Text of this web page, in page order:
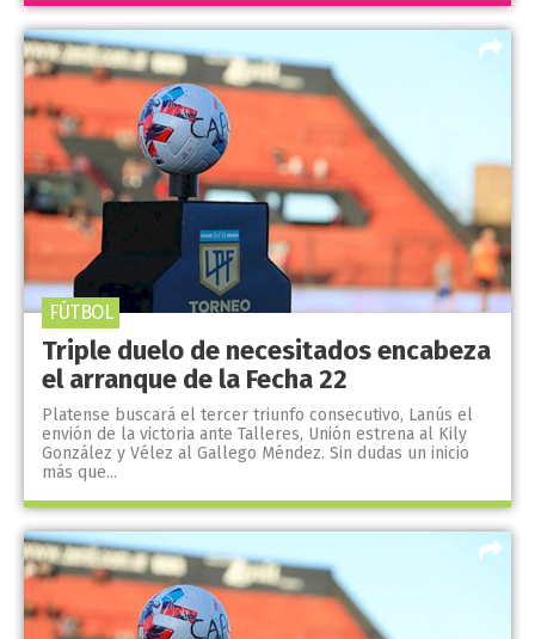
Triple duelo de necesitados encabeza
el arranque de la Fecha 22
Platense buscará el tercer triunfo consecutivo, Lanús el
envión de la victoria ante Talleres, Unión estrena al Kily
González y Vélez al Gallego Méndez. Sin dudas un inicio
más que...
FÚTBOL